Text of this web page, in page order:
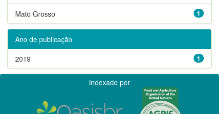
1
Mato Grosso
Ano de publicação
1
2019
Indexado por